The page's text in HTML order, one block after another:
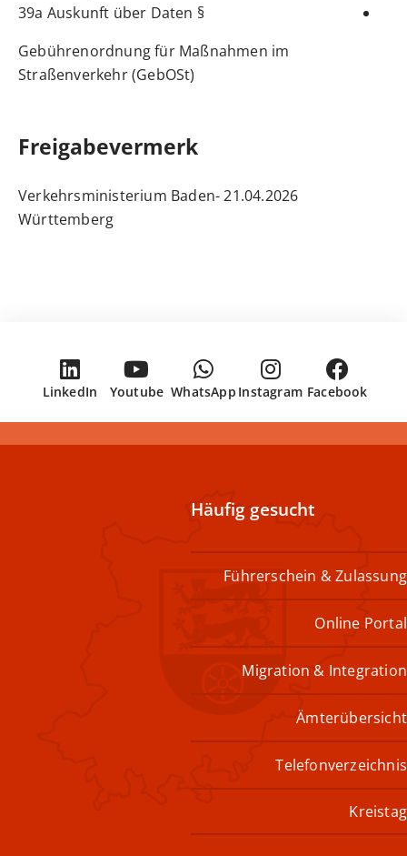
§ 39a Auskunft über Daten
Gebührenordnung für Maßnahmen im
Straßenverkehr (GebOSt)
Freigabevermerk
21.04.2026 Verkehrsministerium Baden-
Württemberg
Facebook
Instagram
WhatsApp
Youtube
LinkedIn
Häufig gesucht
Führerschein & Zulassung
Online Portal
Migration & Integration
Ämterübersicht
Telefonverzeichnis
Kreistag